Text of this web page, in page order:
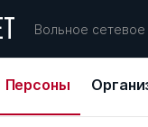
Вольное
Персоны